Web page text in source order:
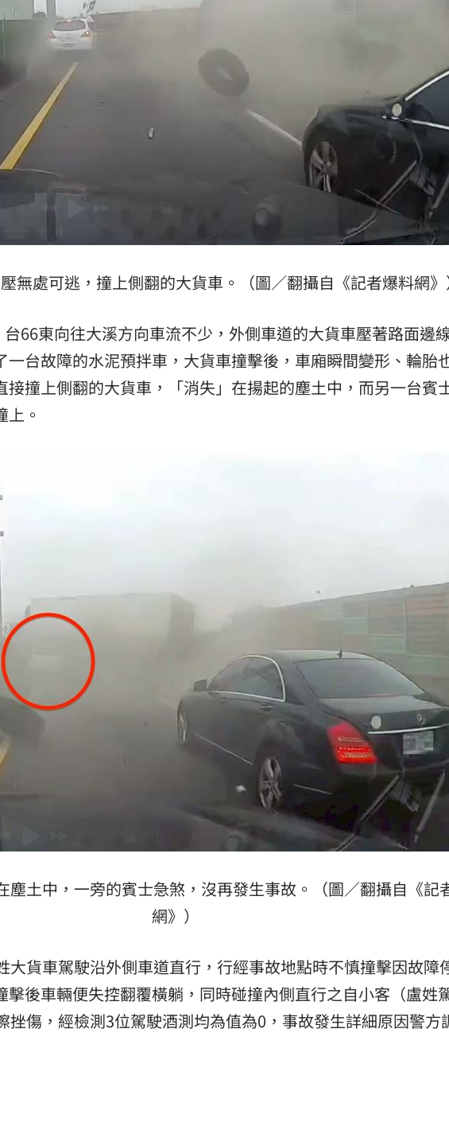
無處可逃，撞上側翻的大貨車。（圖／翻攝自《記者爆料網》
66東向往大溪方向車流不少，外側車道的大貨車壓著路面邊
台故障的水泥預拌車，大貨車撞擊後，車廂瞬間變形、輪胎
接撞上側翻的大貨車，「消失」在揚起的塵土中，而另一台賓
。
土中，一旁的賓士急煞，沒再發生事故。（圖／翻攝自《記
網》）
大貨車駕駛沿外側車道直行，行經事故地點時不慎撞擊因故障
後車輛便失控翻覆橫躺，同時碰撞內側直行之自小客（盧姓
挫傷，經檢測3位駕駛酒測均為值為0，事故發生詳細原因警方